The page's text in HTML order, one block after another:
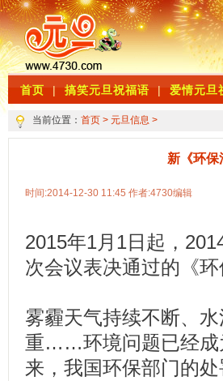
首页 | 搞笑元旦祝福语 | 爱情元旦
当前位置： 首页 > 元旦信息 >
新《环保
时间:2014-12-30 11:45 作者:4730编辑
2015年1月1日起，
次会议表决通过的《
雾霾天气持续不断、
重……环境问题已经成
来，我国环保部门的